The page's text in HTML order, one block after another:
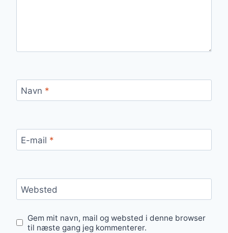
Navn *
E-mail *
Websted
Gem mit navn, mail og websted i denne browser
til næste gang jeg kommenterer.